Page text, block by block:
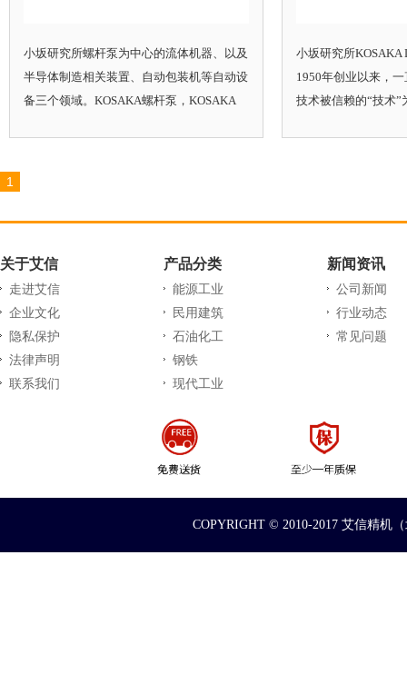
小坂研究所螺杆泵为中心的流体机器、以及
半导体制造相关装置、自动包装机等自动设
备三个领域。KOSAKA螺杆泵，KOSAKA
小坂研究所KOSAKA
1950年创业以来，
技术被信赖的“技术
1
关于艾信
走进艾信
企业文化
隐私保护
法律声明
联系我们
产品分类
能源工业
民用建筑
石油化工
钢铁
现代工业
新闻资讯
公司新闻
行业动态
常见问题
COPYRIGHT © 2010-2017 艾信精机